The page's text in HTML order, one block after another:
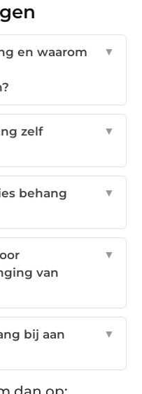
en waarom
▼
zelf
▼
behang
▼
van
▼
bij aan
▼